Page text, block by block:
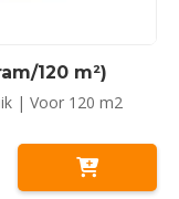
120 m²)
| Voor 120 m2